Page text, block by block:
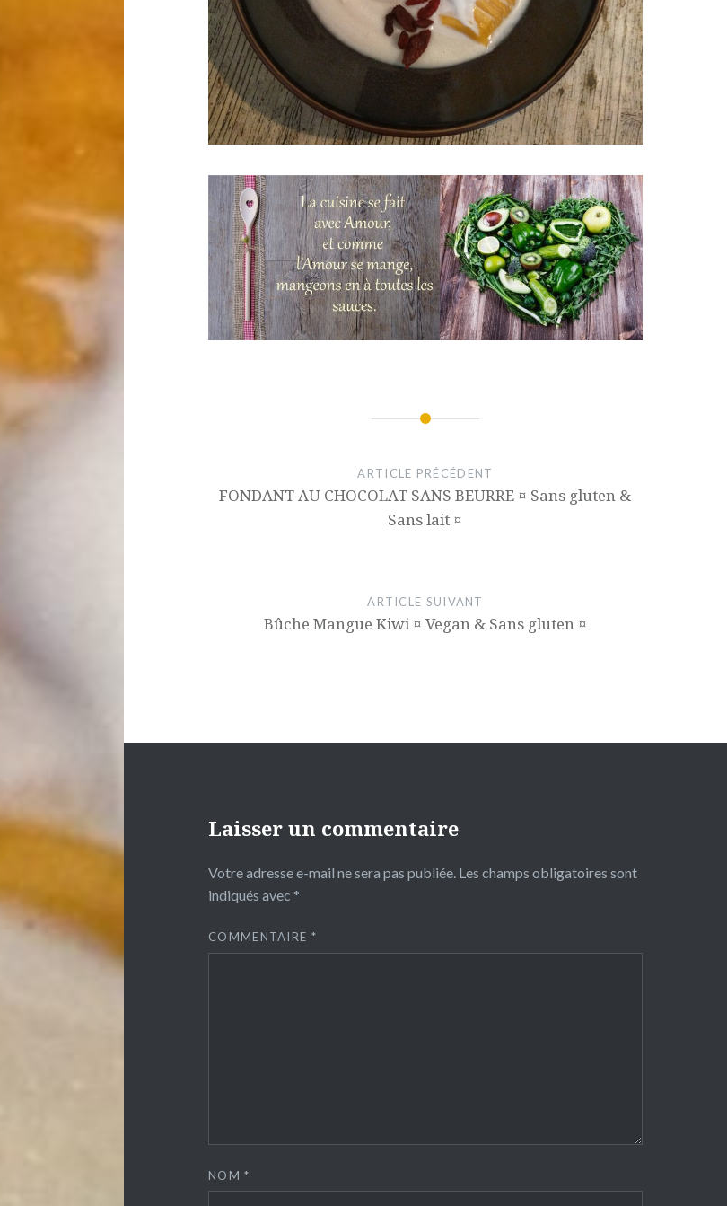
ARTICLE PRÉCÉDENT
FONDANT AU CHOCOLAT SANS BEURRE ¤ Sans gluten &
Sans lait ¤
ARTICLE SUIVANT
Bûche Mangue Kiwi ¤ Vegan & Sans gluten ¤
Laisser un commentaire
Votre adresse e-mail ne sera pas publiée. Les champs obligatoires sont
indiqués avec *
COMMENTAIRE *
NOM*